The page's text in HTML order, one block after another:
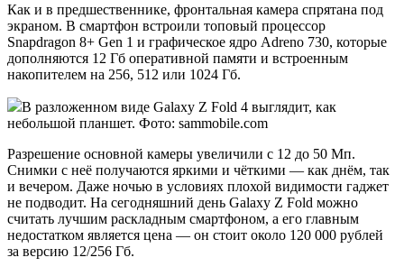
Как и в предшественнике, фронтальная камера спрятана под
экраном. В смартфон встроили топовый процессор
Snapdragon 8+ Gen 1 и графическое ядро Adreno 730, которые
дополняются 12 Гб оперативной памяти и встроенным
накопителем на 256, 512 или 1024 Гб.
В разложенном виде Galaxy Z Fold 4 выглядит, как
небольшой планшет. Фото: sammobile.com
Разрешение основной камеры увеличили с 12 до 50 Мп.
Снимки с неё получаются яркими и чёткими — как днём, так
и вечером. Даже ночью в условиях плохой видимости гаджет
не подводит. На сегодняшний день Galaxy Z Fold можно
считать лучшим раскладным смартфоном, а его главным
недостатком является цена — он стоит около 120 000 рублей
за версию 12/256 Гб.